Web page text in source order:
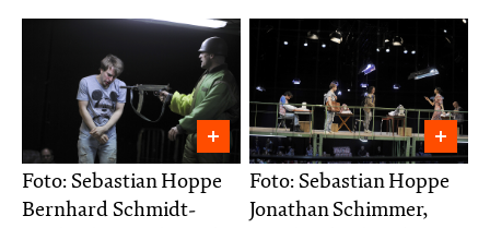
Foto: Sebastian Hoppe
Bernhard Schmidt-
Foto: Sebastian Hoppe
Jonathan Schimmer,